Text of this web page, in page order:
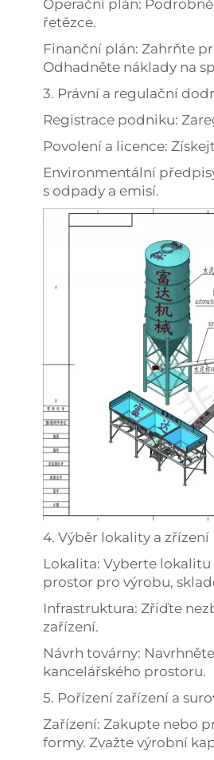
Operační plán:
řetězce.
Finanční plán: Zahrňte
Odhadněte náklady na
3. Právní a regulační
Registrace podniku:
Povolení a licence:
Environmentální
s odpady a emisí.
4. Výběr lokality a zřízení
Lokalita: Vyberte
prostor pro výrobu,
Infrastruktura: Zřiďte
zařízení.
Návrh továrny:
kancelářského prostoru.
5. Pořízení zařízení a
Zařízení: Zakupte nebo
formy. Zvažte výrobní